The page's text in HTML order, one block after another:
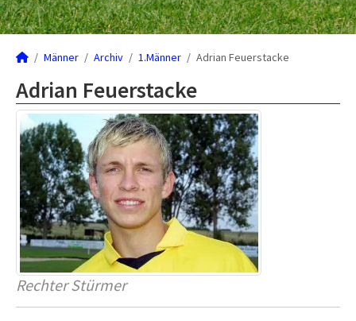
Männer Archiv 1.Männer Adrian Feuerstacke
Adrian Feuerstacke
Rechter Stürmer